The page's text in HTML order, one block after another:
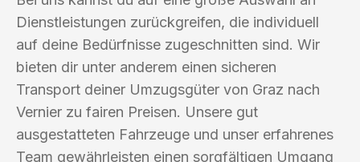
Dienstleistungen zurückgreifen, die individuell
auf deine Bedürfnisse zugeschnitten sind. Wir
bieten dir unter anderem einen sicheren
Transport deiner Umzugsgüter von Graz nach
Vernier zu fairen Preisen. Unsere gut
ausgestatteten Fahrzeuge und unser erfahrenes
Team gewährleisten einen sorgfältigen Umgang